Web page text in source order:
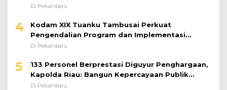
Bersama Komisi XIII DPR RI
Di Pekanbaru
4
Kodam XIX Tuanku Tambusai Perkuat
Pengendalian Program dan Implementasi
Doktrin TNI AD
Di Pekanbaru
5
133 Personel Berprestasi Diguyur Penghargaan,
Kapolda Riau: Bangun Kepercayaan Publik
dengan Karya Nyata
Di Pekanbaru